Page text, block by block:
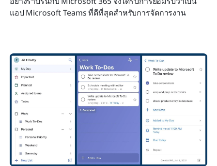
แอป Microsoft Teams ที่ดีที่สุดสำหรับการจัดการงาน